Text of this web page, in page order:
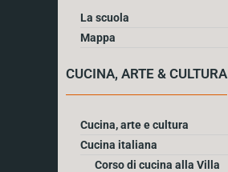
La scuola
Mappa
CUCINA, ARTE & CULTURA
Cucina, arte e cultura
Cucina italiana
Corso di cucina alla Villa